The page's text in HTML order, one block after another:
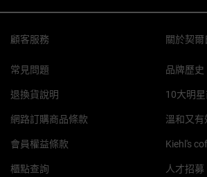
顧客服務
常見問題
退換貨說明
網路訂購商品條款
會員權益條款
櫃點查詢
關於契爾
品牌歷史
10大明
溫和又有
Kiehl's
人才招募